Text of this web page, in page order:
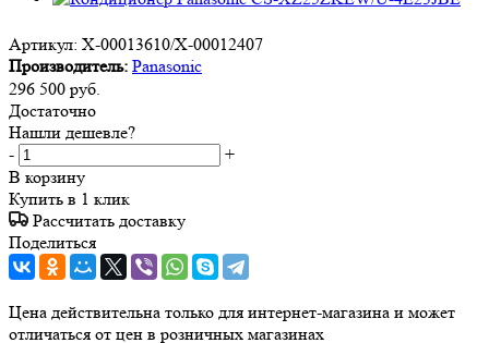
Артикул: X-00013610/X-00012407
Производитель: Panasonic
296 500 руб.
Достаточно
Нашли дешевле?
-
+
В корзину
Купить в 1 клик
Рассчитать доставку
Поделиться
Цена действительна только для интернет-магазина и может
отличаться от цен в розничных магазинах